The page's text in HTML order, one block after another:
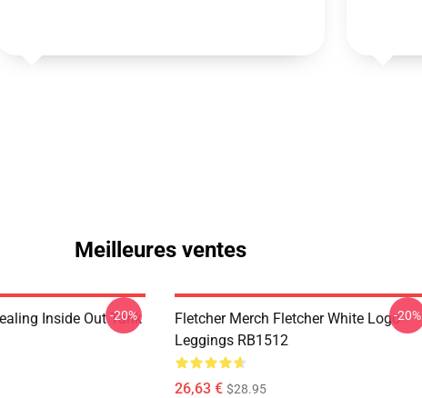
Meilleures ventes
Inside Out Tank
-20%
Fletcher Merch Fletcher White Logo
Leggings RB1512
26,63 € $28.95
-20%